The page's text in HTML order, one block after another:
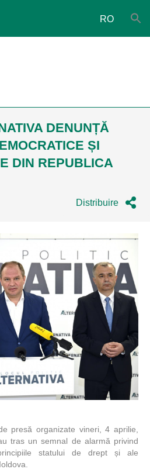
RO
DENUNȚĂ
ȘI
DIN REPUBLICA
Distribuire
presă organizate vineri, 4 aprilie,
tras un semnal de alarmă privind
statului de drept și ale